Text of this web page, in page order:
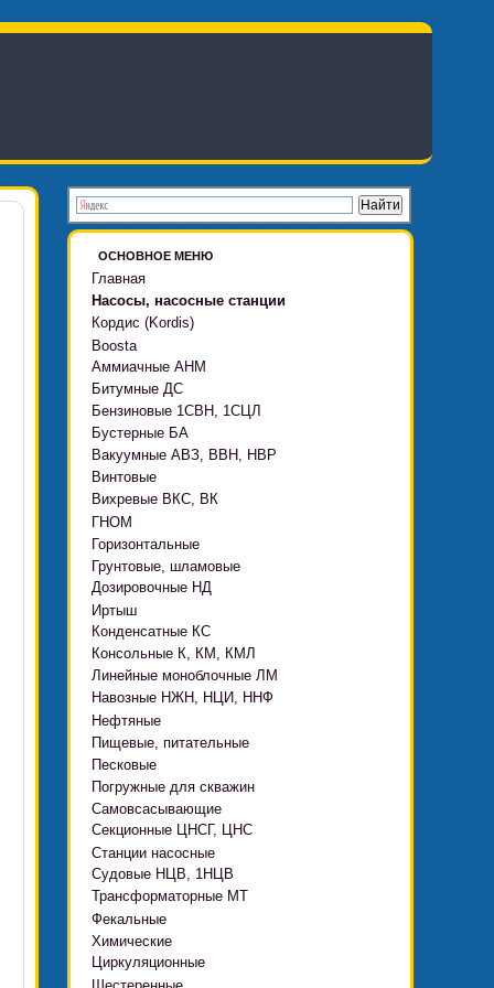
ОСНОВНОЕ МЕНЮ
Главная
Насосы, насосные станции
Кордис (Kordis)
Boosta
Boosta-F
Boosta-L
Boosta-APD установки
Аммиачные АНМ
Битумные ДС
Бензиновые 1СВН, 1СЦЛ
Бустерные БА
Вакуумные АВЗ, ВВН, НВР
Винтовые
Вихревые ВКС, ВК
ГНОМ
Грязевые
Ф, Фр
с HMS Control
Горизонтальные
Д, 1Д
ЦН
DeLium
Грунтовые, шламовые
ГРАТ, ГРАК, ГРАР
ВШН
Дозировочные НД
Иртыш
ПФ, НФ, ПД
ЦМЛ
ЦМК
Конденсатные КС
Консольные К, КМ, КМЛ
Линейные моноблочные ЛМ
Навозные НЖН, НЦИ, ННФ
Нефтяные
НВ, НВЕ, НДВ
КМC
4(5,6)НК
КМХ Адонис
Пищевые, питательные
ОНЦ, СНЦ
ЦВК
ПЭ
Поршневые на пару
Песковые
П, ПР, ПБ, ПК, ПРВП
ППР, ППК вертикальные
Погружные для скважин
ЭЦВ Ливнынасос
ЭЦВ Промбурвод
2ЭЦВ
БЦП М
CRS
СПА 4
Самовсасывающие
АНС
С-569
С-245
Секционные ЦНСГ, ЦНС
Станции насосные
СУЗ, HMS Control
Автоматические САУ
Садовые Ингро CAM
Судовые НЦВ, 1НЦВ
Трансформаторные МТ
Фекальные
СМ, 1СМ, 2СМ
СД, СДВ
Химические
Х
Циркуляционные